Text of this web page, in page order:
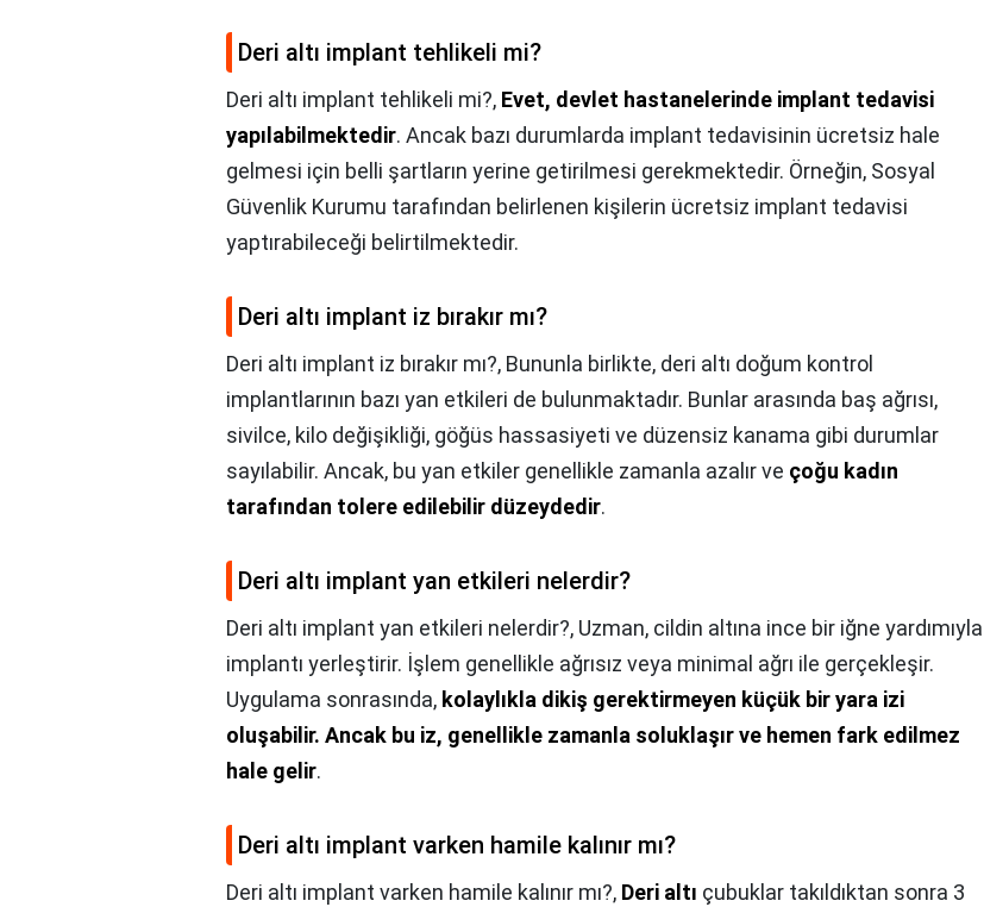
Deri altı implant tehlikeli mi?
Deri altı implant tehlikeli mi?, Evet, devlet hastanelerinde implant tedavisi
yapılabilmektedir. Ancak bazı durumlarda implant tedavisinin ücretsiz hale
gelmesi için belli şartların yerine getirilmesi gerekmektedir. Örneğin, Sosyal
Güvenlik Kurumu tarafından belirlenen kişilerin ücretsiz implant tedavisi
yaptırabileceği belirtilmektedir.
Deri altı implant iz bırakır mı?
Deri altı implant iz bırakır mı?, Bununla birlikte, deri altı doğum kontrol
implantlarının bazı yan etkileri de bulunmaktadır. Bunlar arasında baş ağrısı,
sivilce, kilo değişikliği, göğüs hassasiyeti ve düzensiz kanama gibi durumlar
sayılabilir. Ancak, bu yan etkiler genellikle zamanla azalır ve çoğu kadın
tarafından tolere edilebilir düzeydedir.
Deri altı implant yan etkileri nelerdir?
Deri altı implant yan etkileri nelerdir?, Uzman, cildin altına ince bir iğne yardımıyla
implantı yerleştirir. İşlem genellikle ağrısız veya minimal ağrı ile gerçekleşir.
Uygulama sonrasında, kolaylıkla dikiş gerektirmeyen küçük bir yara izi
oluşabilir. Ancak bu iz, genellikle zamanla soluklaşır ve hemen fark edilmez
hale gelir.
Deri altı implant varken hamile kalınır mı?
Deri altı implant varken hamile kalınır mı?, Deri altı çubuklar takıldıktan sonra 3